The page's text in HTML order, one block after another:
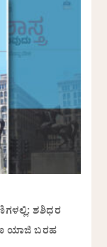
ಶಶಿಧರ
ಯಾಜಿ ಬರಹ